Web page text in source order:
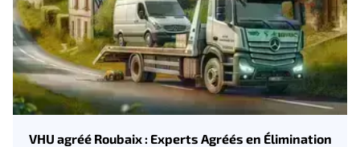
VHU agréé Roubaix : Experts Agréés en Élimination